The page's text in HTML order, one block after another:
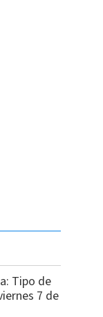
Tipo de
7 de